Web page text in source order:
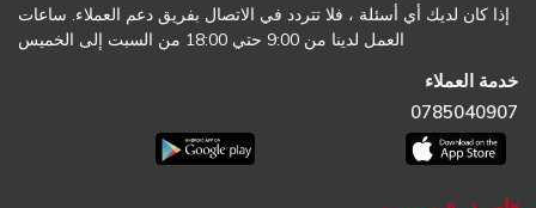
إذا كان لديك أي أسئلة ، فلا تتردد في الاتصال بفريق دعم العملاء. ساعات
العمل لدينا من 9:00 حتي 18:00 من السبت إلى الخميس
خدمة العملاء
0785040907